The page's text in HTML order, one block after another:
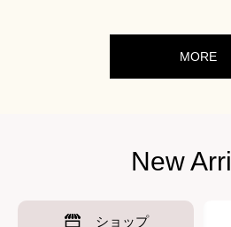
MORE
New
ショップ